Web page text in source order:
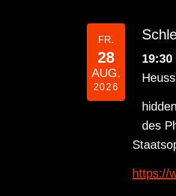
FR.
28
AUG.
2026
19:30
des
https://